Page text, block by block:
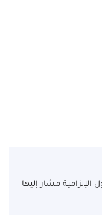
الإلزامية مشار إليها